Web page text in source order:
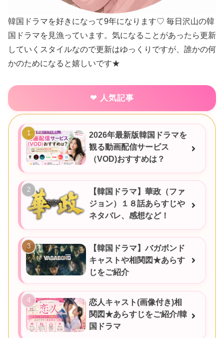
韓国ドラマを好きになって9年になります♡ 毎日沢山の韓
国ドラマを見漁っています。気になることがあったら更新
していくスタイルなので更新はゆっくりですが、誰かの何
かのためになると嬉しいです★
人気記事
2026年最新版韓国ドラマを
観る動画配信サービス
（VOD)おすすめは？
【韓国ドラマ】華政（ファ
ジョン）１８話あらすじや
ネタバレ、感想など！
【韓国ドラマ】バガボンド
キャストや相関図★あらす
じをご紹介
恋人キャスト(画像付き)相
関図★あらすじをご紹介/韓
国ドラマ